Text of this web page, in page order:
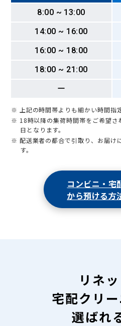
8:00 ~ 13:00
14:00 ~ 16:00
16:00 ~ 18:00
18:00 ~ 21:00
ー
※ 上記の時間帯よりも細かい時間指
※ 18時以降の集荷時間帯をご希望さ
日となります。
※ 配送業者の都合で引取り、お届け
す。
コンビニ・宅
から預ける方
リネ
宅配クリ
選ばれ